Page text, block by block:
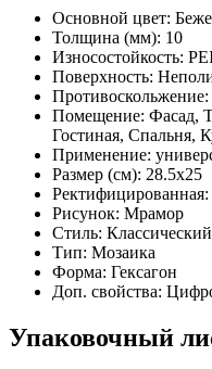
Основной цвет:
Толщина (мм): 10
Износостойкость:
Поверхность:
Противоскольжение:
Помещение: Фасад,
Гостиная, Спальня,
Применение:
Размер (см): 28.5x25
Ректифицированная:
Рисунок: Мрамор
Стиль: Классический
Тип: Мозаика
Форма: Гексагон
Доп. свойства:
Упаковочный